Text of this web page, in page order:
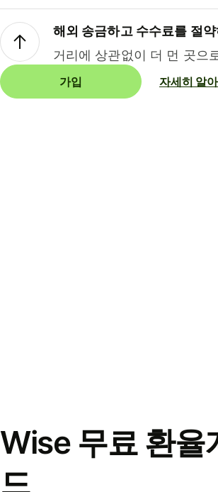
해외 송금하고 수수료를 절
거리에 상관없이 더 먼 곳으
가입 자세히 알
Wise 무료 환율
드